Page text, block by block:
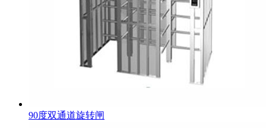
90度双通道旋转闸